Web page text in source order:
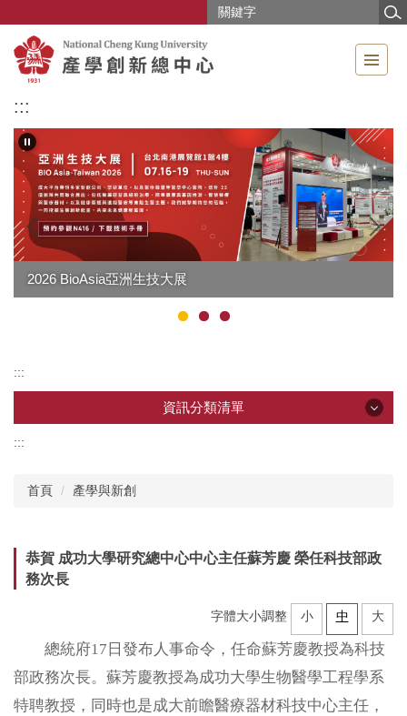
主
要
容
區
:::
:::
資訊分類清單
所屬研究中心
研發技術推薦
:::
首頁 產學與新創
恭賀 成功大學研究總中心中心主任蘇芳慶 榮任科技部政
務次長
字體大小調整 小 中 大
總統府17日發布人事命令，任命蘇芳慶教授為科技
部政務次長。蘇芳慶教授為成功大學生物醫學工程學系
特聘教授，同時也是成大前瞻醫療器材科技中心主任，